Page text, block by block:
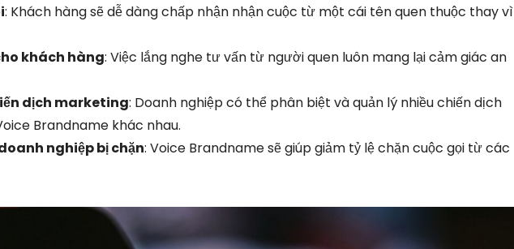
: Khách hàng sẽ dễ dàng chấp nhận nhận cuộc từ một cái tên quen thuộc thay vì
khách hàng: Việc lắng nghe tư vấn từ người quen luôn mang lại cảm giác an
dịch marketing: Doanh nghiệp có thể phân biệt và quản lý nhiều chiến dịch
Brandname khác nhau.
nghiệp bị chặn: Voice Brandname sẽ giúp giảm tỷ lệ chặn cuộc gọi từ các